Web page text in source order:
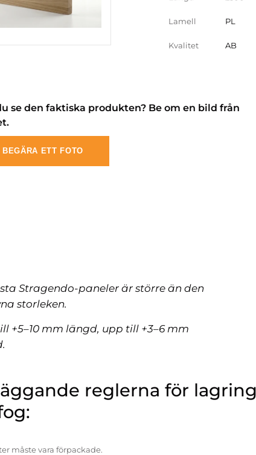
Lamell PL
Kvalitet AB
se den faktiska produkten? Be om en bild från
BEGÄRA ETT FOTO
Stragendo-paneler är större än den
storleken.
+5–10 mm längd, upp till +3–6 mm
reglerna för lagring
måste vara förpackade.